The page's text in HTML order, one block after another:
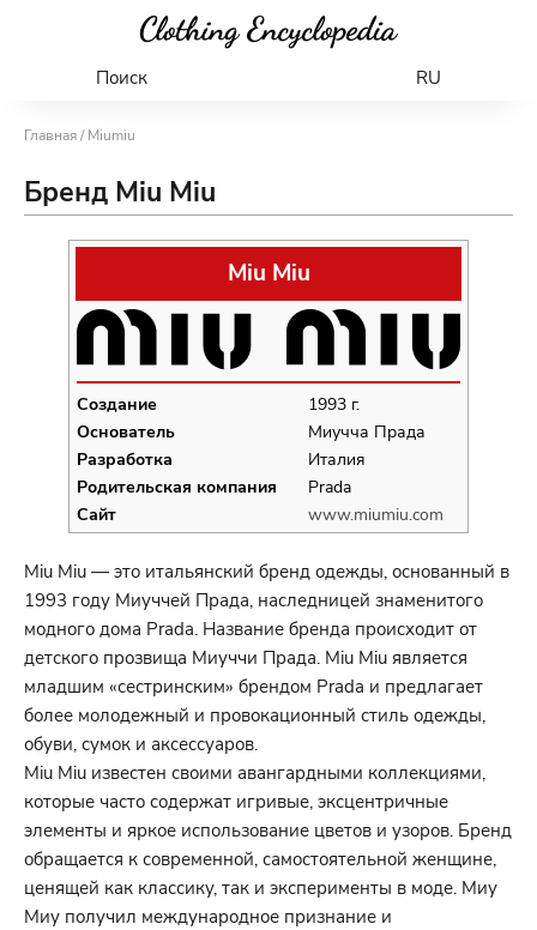
Поиск RU
Главная/ Miumiu
Бренд Miu Miu
Miu Miu
Создание
1993 г.
Основатель
Миучча Прада
Разработка
Италия
Родительская компания
Prada
Сайт
www.miumiu.com
Miu Miu — это итальянский бренд одежды, основанный в
1993 году Миуччей Прада, наследницей знаменитого
модного дома Prada. Название бренда происходит от
детского прозвища Миуччи Прада. Miu Miu является
младшим «сестринским» брендом Prada и предлагает
более молодежный и провокационный стиль одежды,
обуви, сумок и аксессуаров.
Miu Miu известен своими авангардными коллекциями,
которые часто содержат игривые, эксцентричные
элементы и яркое использование цветов и узоров. Бренд
обращается к современной, самостоятельной женщине,
ценящей как классику, так и эксперименты в моде. Миу
Миу получил международное признание и